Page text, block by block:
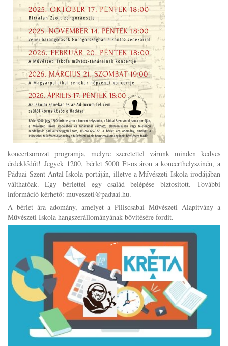
koncertsorozat programja, melyre szeretettel várunk minden kedves
érdeklődőt! Jegyek 1200, bérlet 5000 Ft-os áron a koncerthelyszínén, a
Páduai Szent Antal Iskola portáján, illetve a Művészeti Iskola irodájában
válthatóak. Egy bérlettel egy család belépése biztosított. További
információ kérhető: muveszeti@paduai.hu.
A bérlet ára adomány, amelyet a Piliscsabai Művészeti Alapítvány a
Művészeti Iskola hangszerállományának bővítésére fordít.